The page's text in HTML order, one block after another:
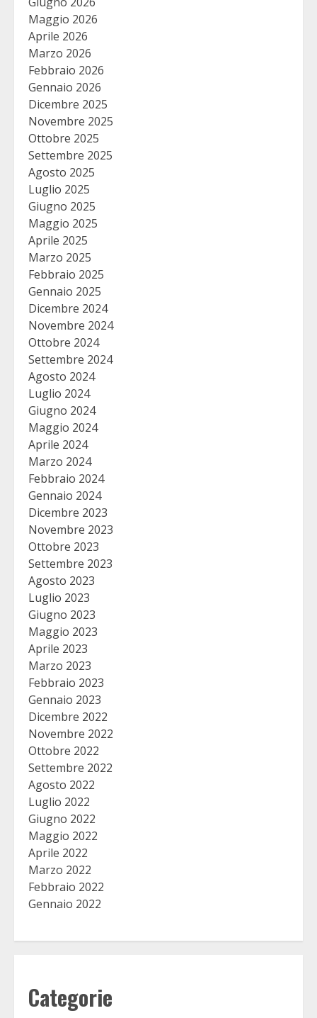
Maggio 2026
Aprile 2026
Marzo 2026
Febbraio 2026
Gennaio 2026
Dicembre 2025
Novembre 2025
Ottobre 2025
Settembre 2025
Agosto 2025
Luglio 2025
Giugno 2025
Maggio 2025
Aprile 2025
Marzo 2025
Febbraio 2025
Gennaio 2025
Dicembre 2024
Novembre 2024
Ottobre 2024
Settembre 2024
Agosto 2024
Luglio 2024
Giugno 2024
Maggio 2024
Aprile 2024
Marzo 2024
Febbraio 2024
Gennaio 2024
Dicembre 2023
Novembre 2023
Ottobre 2023
Settembre 2023
Agosto 2023
Luglio 2023
Giugno 2023
Maggio 2023
Aprile 2023
Marzo 2023
Febbraio 2023
Gennaio 2023
Dicembre 2022
Novembre 2022
Ottobre 2022
Settembre 2022
Agosto 2022
Luglio 2022
Giugno 2022
Maggio 2022
Aprile 2022
Marzo 2022
Febbraio 2022
Gennaio 2022
Categorie